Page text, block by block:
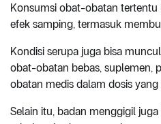
Konsumsi obat-obatan
efek samping, termasuk
Kondisi serupa juga bisa
obat-obatan bebas, suplemen,
obatan medis dalam dosis yang
Selain itu, badan menggigil